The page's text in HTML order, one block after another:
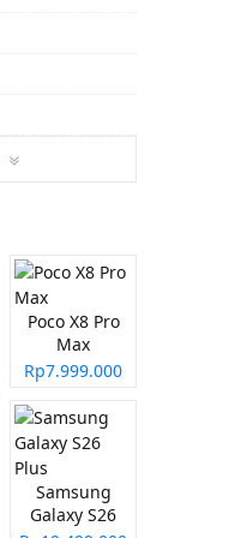
Poco X8 Pro
Max
Rp7.999.000
Samsung
Galaxy S26